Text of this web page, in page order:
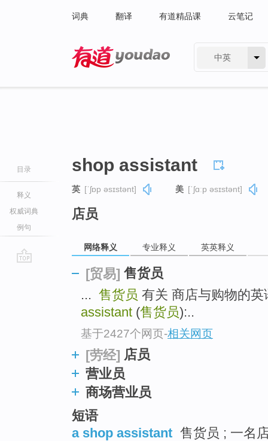
词典 翻译 有道精品课 云笔记
中英
目录
释义
权威词典
例句
shop assistant
英 [ˈʃɒp əsɪstənt] 美 [ˈʃɑːp əsɪstənt]
店员
网络释义 专业释义 英英释义
[贸易] 售货员
... 售货员 有关 商店与购物的
assistant (售货员):..
基于2427个网页-相关网页
[劳经] 店员
营业员
商场营业员
短语
a shop assistant 售货员 ; 一名